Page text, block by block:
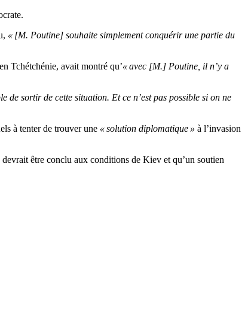
« [M. Poutine] souhaite simplement conquérir une partie du
Tchétchénie, avait montré qu’« avec [M.] Poutine, il n’y a
de sortir de cette situation. Et ce n’est pas possible si on ne
à tenter de trouver une « solution diplomatique » à l’invasion
être conclu aux conditions de Kiev et qu’un soutien